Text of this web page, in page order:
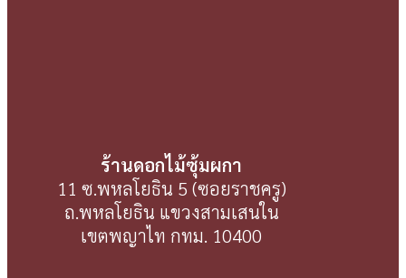
ร้านดอกไม้ซุ้มผกา
11 ซ.พหลโยธิน 5 (ซอยราชครู)
ถ.พหลโยธิน แขวงสามเสนใน
เขตพญาไท กทม. 10400